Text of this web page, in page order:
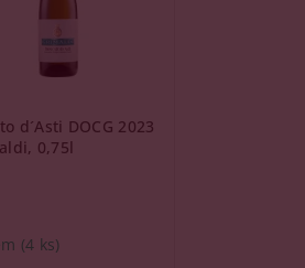
d´Asti DOCG 2023
0,75l
(4 ks)